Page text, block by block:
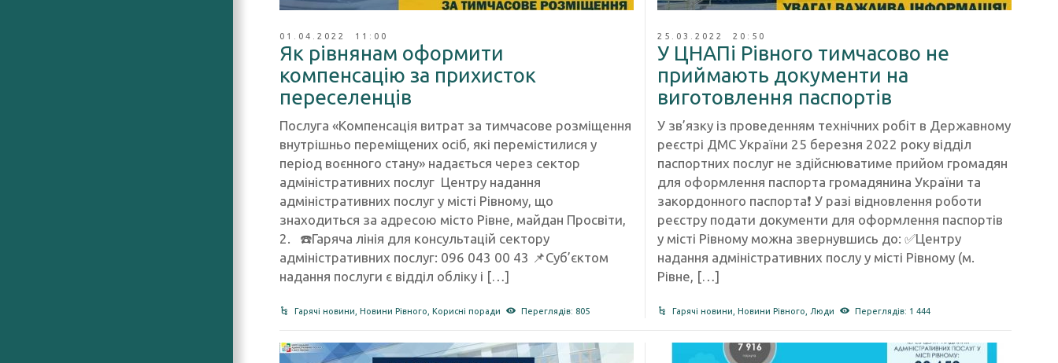
01.04.2022 11:00
Як рівнянам оформити
компенсацію за прихисток
переселенців
Послуга «Компенсація витрат за тимчасове розміщення
внутрішньо переміщених осіб, які перемістилися у
період воєнного стану» надається через сектор
адміністративних послуг Центру надання
адміністративних послуг у місті Рівному, що
знаходиться за адресою місто Рівне, майдан Просвіти,
2. ☎️Гаряча лінія для консультацій сектору
адміністративних послуг: 096 043 00 43 📌Суб’єктом
надання послуги є відділ обліку і […]
Гарячі новини ,Новини Рівного ,Корисні поради Переглядів: 805
25.03.2022 20:50
У ЦНАПі Рівного тимчасово не
приймають документи на
виготовлення паспортів
У зв’язку із проведенням технічних робіт в Державному
реєстрі ДМС України 25 березня 2022 року відділ
паспортних послуг не здійснюватиме прийом громадян
для оформлення паспорта громадянина України та
закордонного паспорта❗️ У разі відновлення роботи
реєстру подати документи для оформлення паспортів
у місті Рівному можна звернувшись до: ✅Центру
надання адміністративних послу у місті Рівному (м.
Рівне, […]
Гарячі новини ,Новини Рівного Люди Переглядів: 1 444